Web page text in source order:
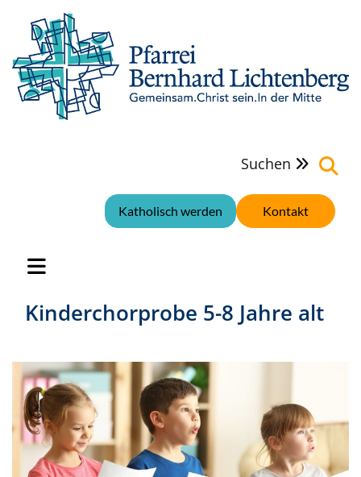
Suchen 
Kontakt
Katholisch werden
Kinderchorprobe 5-8 Jahre alt